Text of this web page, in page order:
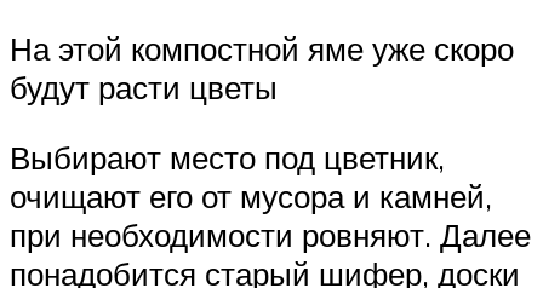
На этой компостной яме уже скоро
будут расти цветы
Выбирают место под цветник,
очищают его от мусора и камней,
при необходимости ровняют. Далее
понадобится старый шифер, доски